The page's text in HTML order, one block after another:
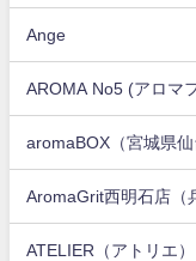
Ange
AROMA No5 (アロマ
aromaBOX（宮城県仙
AromaGrit西明石店（
ATELIER（アトリエ